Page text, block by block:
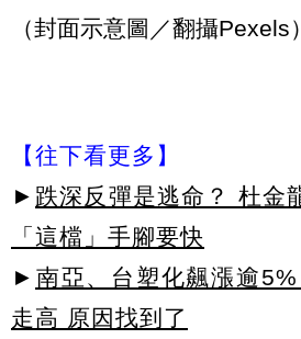
（封面示意圖／翻攝Pexels）
【往下看更多】
► 跌深反彈是逃命？ 杜金
「這檔」手腳要快
► 南亞、台塑化飆漲逾
走高 原因找到了